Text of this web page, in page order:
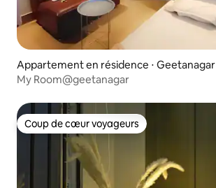
Appartement en résidence ⋅ Geetanagar
My Room@geetanagar
Coup de cœur voyageurs
Coup de cœur voyageurs